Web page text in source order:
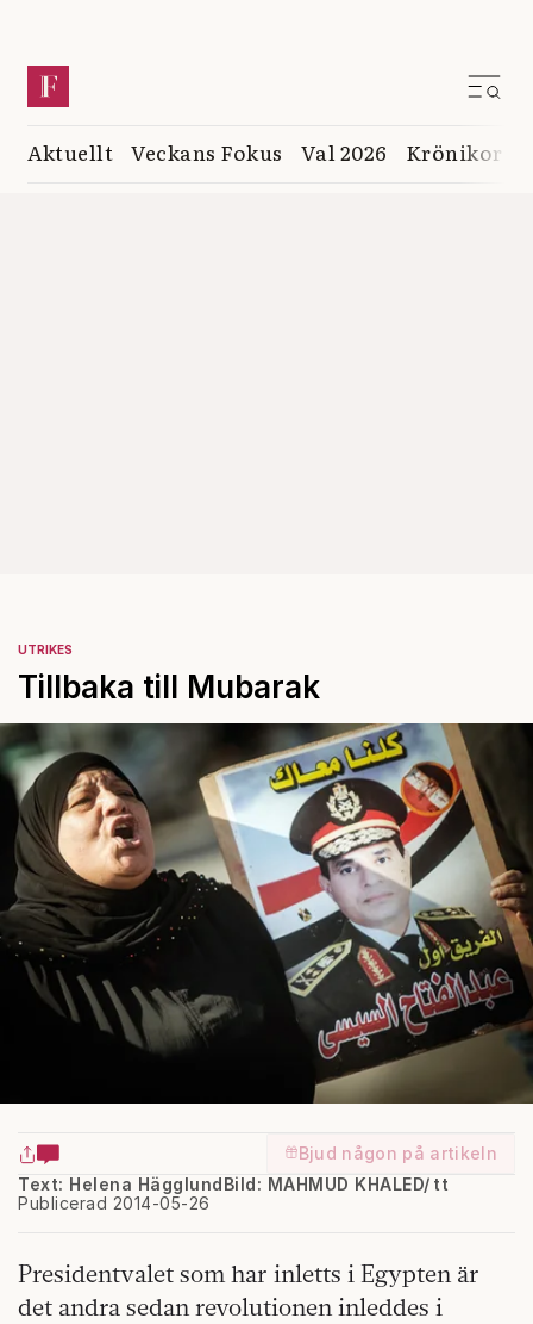
Aktuellt Veckans Fokus Val 2026 Krönikor
UTRIKES
Tillbaka till Mubarak
Bjud någon på artikeln
Text: Helena Hägglund
Publicerad 2014-05-26
Bild: MAHMUD KHALED/ tt
Presidentvalet som har inletts i Egypten är
det andra sedan revolutionen inleddes i